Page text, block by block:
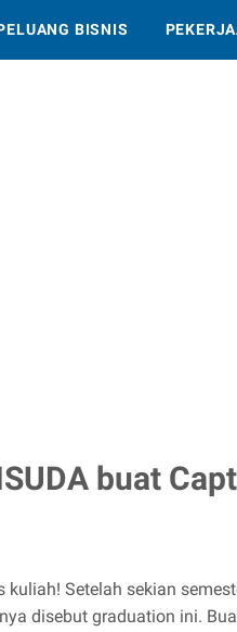
BISNIS
buat
Setelah sekian
disebut graduation ini.